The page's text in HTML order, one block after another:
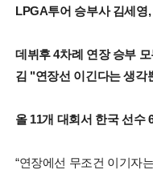
LPGA투어 승부사 김세영
데뷔후 4차례 연장 승부
김 "연장선 이긴다는 생각
올 11개 대회서 한국 선수
“연장에선 무조건 이기자